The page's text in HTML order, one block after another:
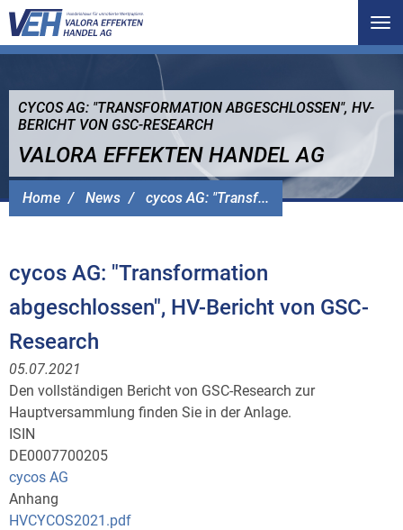
Home News cycos AG: "Transf...
CYCOS AG: "TRANSFORMATION ABGESCHLOSSEN", HV-
BERICHT VON GSC-RESEARCH
VALORA EFFEKTEN HANDEL AG
cycos AG: "Transformation
abgeschlossen", HV-Bericht von GSC-
Research
05.07.2021
Den vollständigen Bericht von GSC-Research zur
Hauptversammlung finden Sie in der Anlage.
ISIN
DE0007700205
cycos AG
Anhang
HVCYCOS2021.pdf